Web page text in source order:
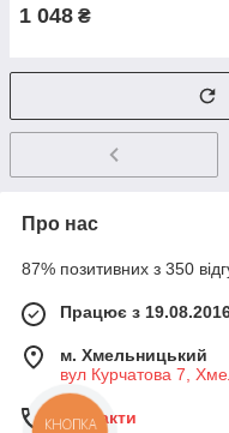
1 048 ₴
Про нас
87% позитивних з 350
Працює з
м. Хмельницький
вул Курчатова 7,
Контакти